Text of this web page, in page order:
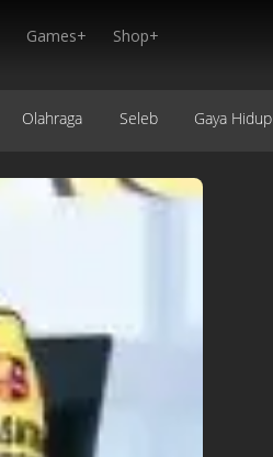
Games+ Shop+
Olahraga Seleb Gaya Hidup